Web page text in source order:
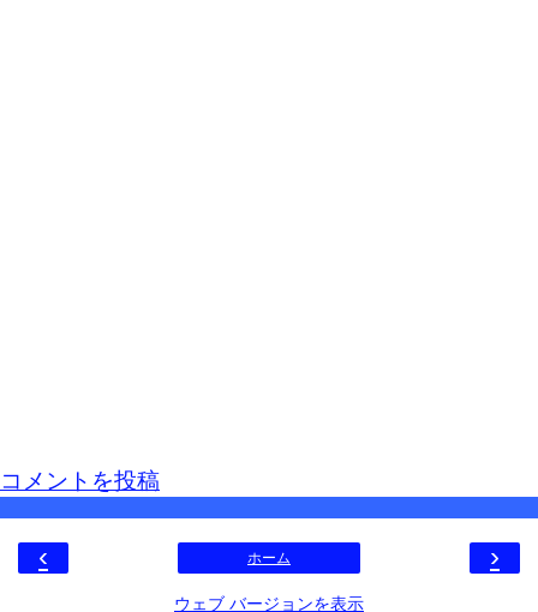
コメントを投稿
‹ ›
ホーム
ウェブ バージョンを表示